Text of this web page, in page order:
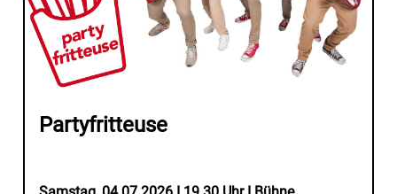
Partyfritteuse